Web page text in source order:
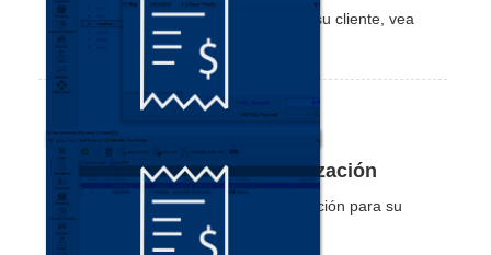
Después de crear una cotización para su cliente, vea
cómo aprobarla o rechazarla.
Cómo vender desde una cotización
Después de crear y aprobar una cotización para su
cliente, vea cómo venderla.